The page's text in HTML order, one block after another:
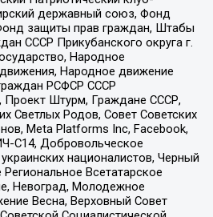
державный союз, Фонд
защиты прав граждан, Штабы
СССР Прикубанского округа г.
Народное
Народное движение
РСФСР СССР
Проект Штурм, Граждане СССР,
Светлых Родов, Совет Советских
Meta Platforms Inc, Facebook,
С14, Добровольческое
националистов, Черный
Всетатарское
Невоград, Молодежное
Весна, Верховный Совет